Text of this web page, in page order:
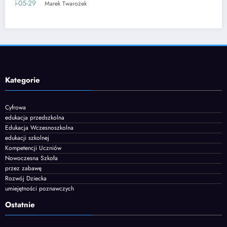
Marek Twarożek
Kategorie
Cyfrowa
edukacja przedszkolna
Edukacja Wczesnoszkolna
edukacji szkolnej
Kompetencji Uczniów
Nowoczesna Szkoła
przez zabawę
Rozwój Dziecka
umiejętności poznawczych
Ostatnie